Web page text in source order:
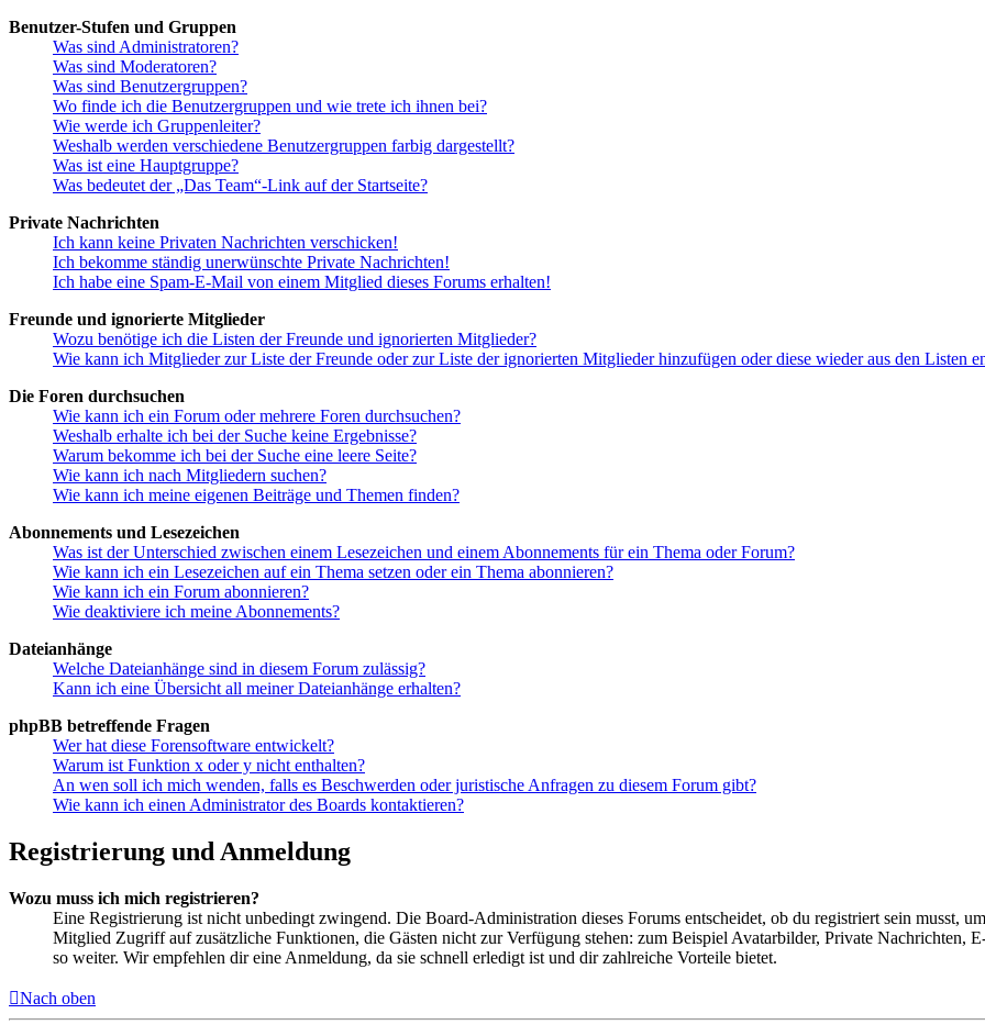
Benutzer-Stufen und Gruppen
Was sind Administratoren?
Was sind Moderatoren?
Was sind Benutzergruppen?
Wo finde ich die Benutzergruppen und wie trete ich ihnen bei?
Wie werde ich Gruppenleiter?
Weshalb werden verschiedene Benutzergruppen farbig dargestellt?
Was ist eine Hauptgruppe?
Was bedeutet der „Das Team“-Link auf der Startseite?
Private Nachrichten
Ich kann keine Privaten Nachrichten verschicken!
Ich bekomme ständig unerwünschte Private Nachrichten!
Ich habe eine Spam-E-Mail von einem Mitglied dieses Forums erhalten!
Freunde und ignorierte Mitglieder
Wozu benötige ich die Listen der Freunde und ignorierten Mitglieder?
Wie kann ich Mitglieder zur Liste der Freunde oder zur Liste der ignorierten Mitglieder hinzufügen oder diese wieder aus den Listen
Die Foren durchsuchen
Wie kann ich ein Forum oder mehrere Foren durchsuchen?
Weshalb erhalte ich bei der Suche keine Ergebnisse?
Warum bekomme ich bei der Suche eine leere Seite?
Wie kann ich nach Mitgliedern suchen?
Wie kann ich meine eigenen Beiträge und Themen finden?
Abonnements und Lesezeichen
Was ist der Unterschied zwischen einem Lesezeichen und einem Abonnements für ein Thema oder Forum?
Wie kann ich ein Lesezeichen auf ein Thema setzen oder ein Thema abonnieren?
Wie kann ich ein Forum abonnieren?
Wie deaktiviere ich meine Abonnements?
Dateianhänge
Welche Dateianhänge sind in diesem Forum zulässig?
Kann ich eine Übersicht all meiner Dateianhänge erhalten?
phpBB betreffende Fragen
Wer hat diese Forensoftware entwickelt?
Warum ist Funktion x oder y nicht enthalten?
An wen soll ich mich wenden, falls es Beschwerden oder juristische Anfragen zu diesem Forum gibt?
Wie kann ich einen Administrator des Boards kontaktieren?
Registrierung und Anmeldung
Wozu muss ich mich registrieren?
Eine Registrierung ist nicht unbedingt zwingend. Die Board-Administration dieses Forums entscheidet, ob du registriert sein musst,
Mitglied Zugriff auf zusätzliche Funktionen, die Gästen nicht zur Verfügung stehen: zum Beispiel Avatarbilder, Private Nachrichten,
so weiter. Wir empfehlen dir eine Anmeldung, da sie schnell erledigt ist und dir zahlreiche Vorteile bietet.
Nach oben